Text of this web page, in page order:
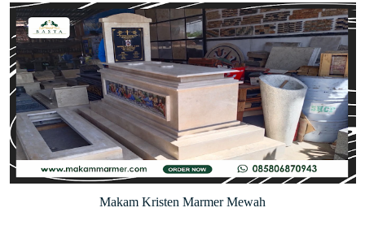
Makam Kristen Marmer Mewah